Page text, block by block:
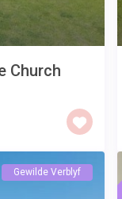
Church
Gewilde Verblyf